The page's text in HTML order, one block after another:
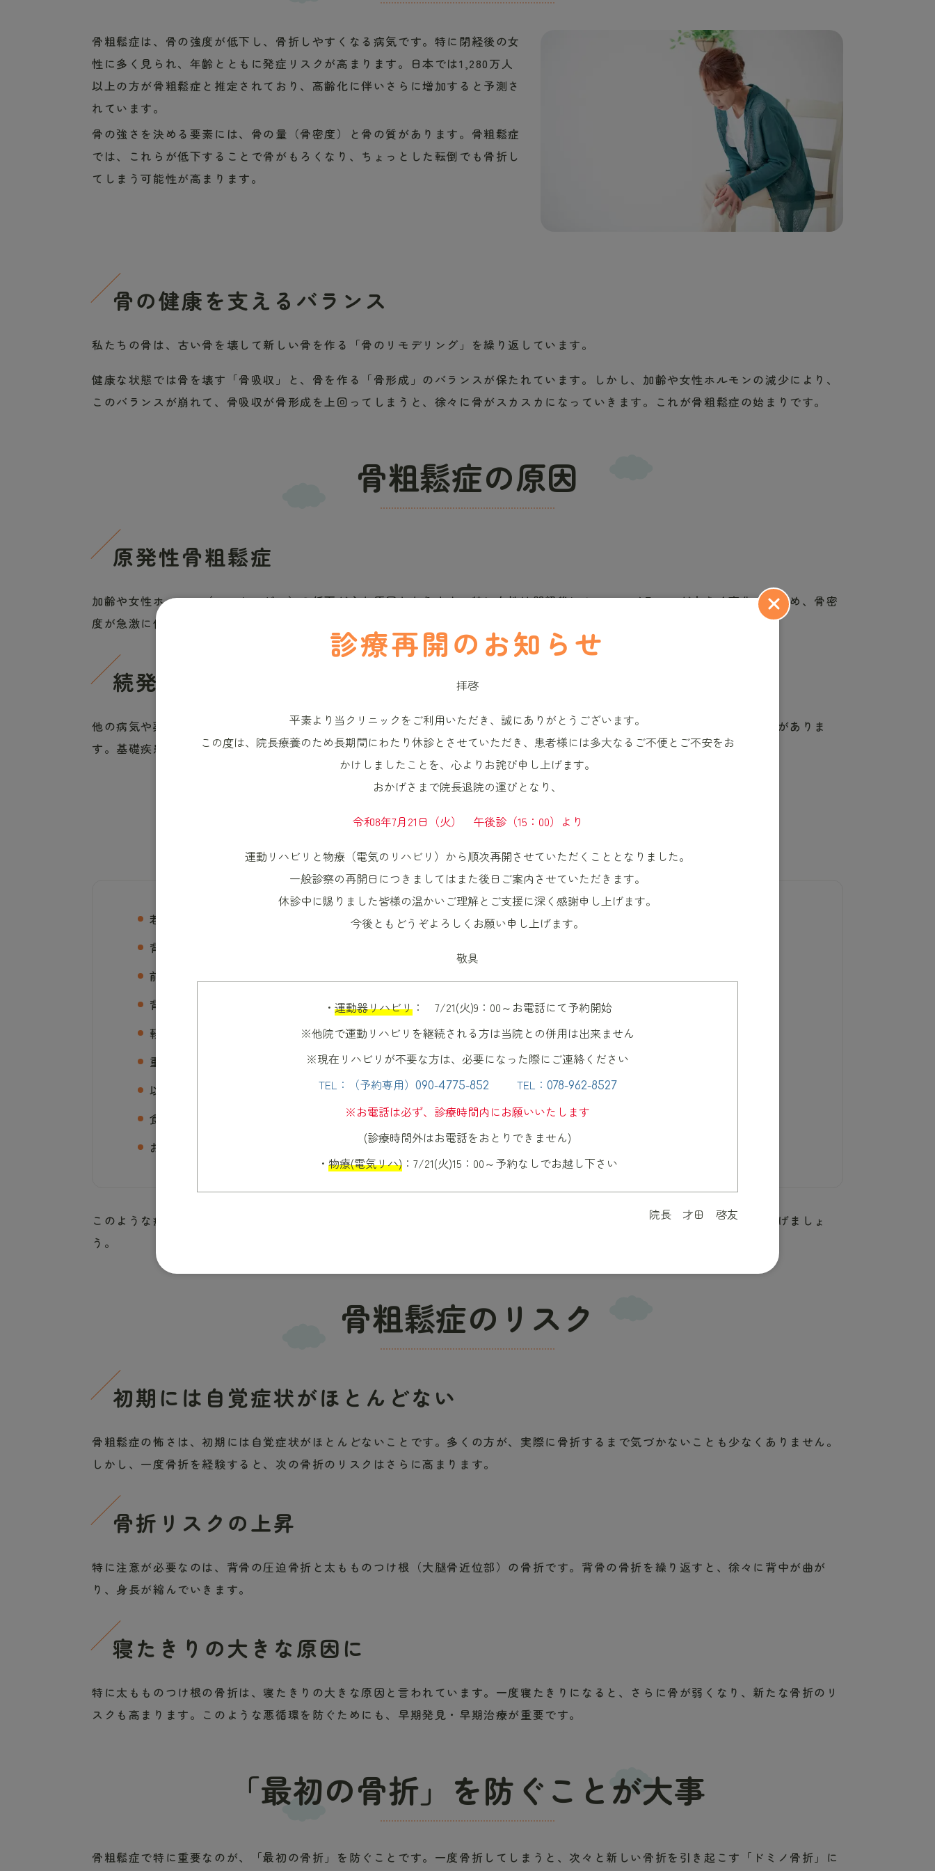
骨粗鬆症は、骨の強度が低下し、骨折しやすくなる病気です。特に閉経後の女
性に多く見られ、年齢とともに発症リスクが高まります。日本では1,280万人
以上の方が骨粗鬆症と推定されており、高齢化に伴いさらに増加すると予測さ
れています。
骨の強さを決める要素には、骨の量（骨密度）と骨の質があります。骨粗鬆症
では、これらが低下することで骨がもろくなり、ちょっとした転倒でも骨折し
てしまう可能性が高まります。
骨の健康を支えるバランス
私たちの骨は、古い骨を壊して新しい骨を作る「骨のリモデリング」を繰り返しています。
健康な状態では骨を壊す「骨吸収」と、骨を作る「骨形成」のバランスが保たれています。しかし、加齢や女性ホルモンの減少により、
このバランスが崩れて、骨吸収が骨形成を上回ってしまうと、徐々に骨がスカスカになっていきます。これが骨粗鬆症の始まりです。
骨粗鬆症の原因
原発性骨粗鬆症
加齢や女性ホルモン（エストロゲン）の低下が主な原因となります。特に女性は閉経後にホルモンバランスが大きく変化するため、骨密
度が急激に低下しやすくなります。また、運動不足や偏った食生活も骨の健康に影響を与えます。
続発性骨粗鬆症
他の病気や薬の影響で起こる骨粗鬆症です。糖尿病や甲状腺機能亢進症などの病気、ステロイドの長期使用が原因となることがありま
す。基礎疾患の治療とともに、骨粗鬆症への対策も必要です。
こんな症状はありませんか？
若い頃と比べて身長が3cm以上縮んでいる
背中や腰が曲がってきた感じがする
前かがみの姿勢が多くなった
背中や腰に痛みがある
軽い転倒でも骨折しやすくなった
重いものを持った時や起き上がる時に腰が痛む
以前より息切れしやすくなった
食事の量は変わっていないのに、すぐにお腹いっぱいになる
お腹まわりの調子が悪くなった（胸やけや便秘など） など
このような症状がある場合、骨粗鬆症の可能性があります。できるだけ早く専門的な検査を受けて、早期発見・早期治療に繋げましょ
う。
骨粗鬆症のリスク
初期には自覚症状がほとんどない
骨粗鬆症の怖さは、初期には自覚症状がほとんどないことです。多くの方が、実際に骨折するまで気づかないことも少なくありません。
しかし、一度骨折を経験すると、次の骨折のリスクはさらに高まります。
骨折リスクの上昇
特に注意が必要なのは、背骨の圧迫骨折と太もものつけ根（大腿骨近位部）の骨折です。背骨の骨折を繰り返すと、徐々に背中が曲が
り、身長が縮んでいきます。
寝たきりの大きな原因に
特に太もものつけ根の骨折は、寝たきりの大きな原因と言われています。一度寝たきりになると、さらに骨が弱くなり、新たな骨折のリ
スクも高まります。このような悪循環を防ぐためにも、早期発見・早期治療が重要です。
「最初の骨折」を防ぐことが大事
骨粗鬆症で特に重要なのが、「最初の骨折」を防ぐことです。一度骨折してしまうと、次々と新しい骨折を引き起こす「ドミノ骨折」に
診療再開のお知らせ
拝啓
平素より当クリニックをご利用いただき、誠にありがとうございます。
この度は、院長療養のため長期間にわたり休診とさせていただき、患者様には多大なるご不便とご不安をお
かけしましたことを、心よりお詫び申し上げます。
おかげさまで院長退院の運びとなり、
令和8年7月21日（火） 午後診（15：00）より
運動リハビリと物療（電気のリハビリ）から順次再開させていただくこととなりました。
一般診察の再開日につきましてはまた後日ご案内させていただきます。
休診中に賜りました皆様の温かいご理解とご支援に深く感謝申し上げます。
今後ともどうぞよろしくお願い申し上げます。
敬具
・ 運動器リハビリ： 7/21(火)9：00～お電話にて予約開始
※他院で運動リハビリを継続される方は当院との併用は出来ません
※現在リハビリが不要な方は、必要になった際にご連絡ください
TEL：（予約専用）
090-4775-852 TEL： 078-962-8527
※お電話は必ず、診療時間内にお願いいたします
(診療時間外はお電話をおとりできません)
・ 物療(電気リハ) ：7/21(火)15：00～予約なしでお越し下さい
院長 才田 啓友